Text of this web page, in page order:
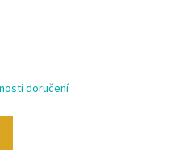
doručení